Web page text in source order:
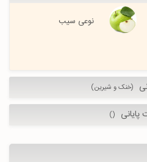
نوعی سیب
(خنک و شیرین)
پایانی ()